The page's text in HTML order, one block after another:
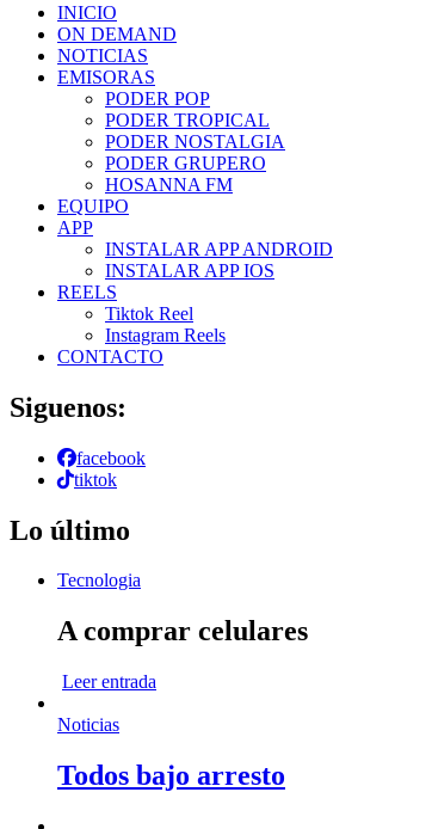
INICIO
ON DEMAND
NOTICIAS
EMISORAS
PODER POP
PODER TROPICAL
PODER NOSTALGIA
PODER GRUPERO
HOSANNA FM
EQUIPO
APP
INSTALAR APP ANDROID
INSTALAR APP IOS
REELS
Tiktok Reel
Instagram Reels
CONTACTO
Siguenos:
facebook
tiktok
Lo último
Tecnologia
A comprar celulares
Leer entrada
Noticias
Todos bajo arresto